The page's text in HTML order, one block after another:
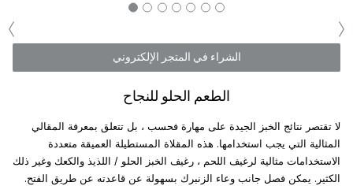
‹ ›
الشراء في المتجر الإلكتروني
الطعم الحلو للنجاح
لا تقتصر نتائج الخبز الجيدة على مهارة فحسب ، بل تتعلق بمعرفة المقالي
المثالية التي يجب استخدامها. هذه المقلاة المستطيلة العميقة متعددة
الاستخدامات مثالية لرغيف اللحم ، رغيف الخبز الحلو / اللذيذ والكعك وغير ذلك
الكثير. يمكن فصل جانب وعاء الزنبرك بسهولة عن قاعدته عن طريق الفتح.